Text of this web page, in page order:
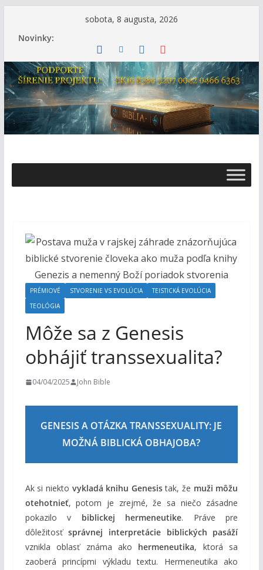
sobota, 8 augusta, 2026
Novinky:
s
B
o
h
PRÉMIOVÉ STVORENIE VS EVOLÚCIA
TEISTICKÁ EVOLÚCIA
TEOLÓGIA
Môže sa z Genesis
obhájiť transsexualita?
04/04/2025 John Bible
GENESIS A OTÁZKA TRANSSEXUALITY: JE
MOŽNÁ BIBLICKÁ OBHAJOBA?
Ak si niekto vykladá knihu Genesistak, že muži môžu
otehotnieť, potom je zrejmé, že sa niečo zásadne
pokazilo v biblickej hermeneutike. Práve pre
dôležitosťsprávnej interpretácie biblických pasáží
vznikla oblasť známa ako hermeneutika, ktorá sa
zaoberá princípmi výkladu textu. Hermeneutika ako